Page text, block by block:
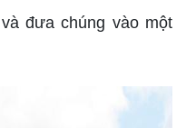
đưa chúng vào một